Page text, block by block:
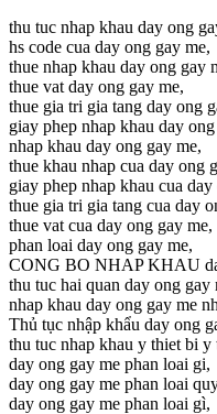
thu tuc nhap khau day ong
hs code cua day ong gay me,
thue nhap khau day ong gay
thue vat day ong gay me,
thue gia tri gia tang day ong
giay phep nhap khau day
nhap khau day ong gay me,
thue khau nhap cua day ong
giay phep nhap khau cua
thue gia tri gia tang cua day
thue vat cua day ong gay me,
phan loai day ong gay me,
CONG BO NHAP KHAU
thu tuc hai quan day ong gay
nhap khau day ong gay me
Thủ tục nhập khẩu day ong
thu tuc nhap khau y thiet bi y
day ong gay me phan loai gi,
day ong gay me phan loai
day ong gay me phan loai gì,